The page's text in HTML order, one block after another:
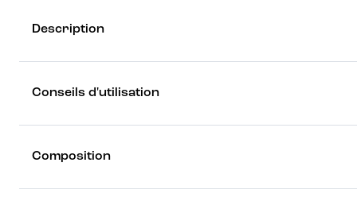
rêver !
Découvrez les récompenses
Description
Conseils d'utilisation
Composition